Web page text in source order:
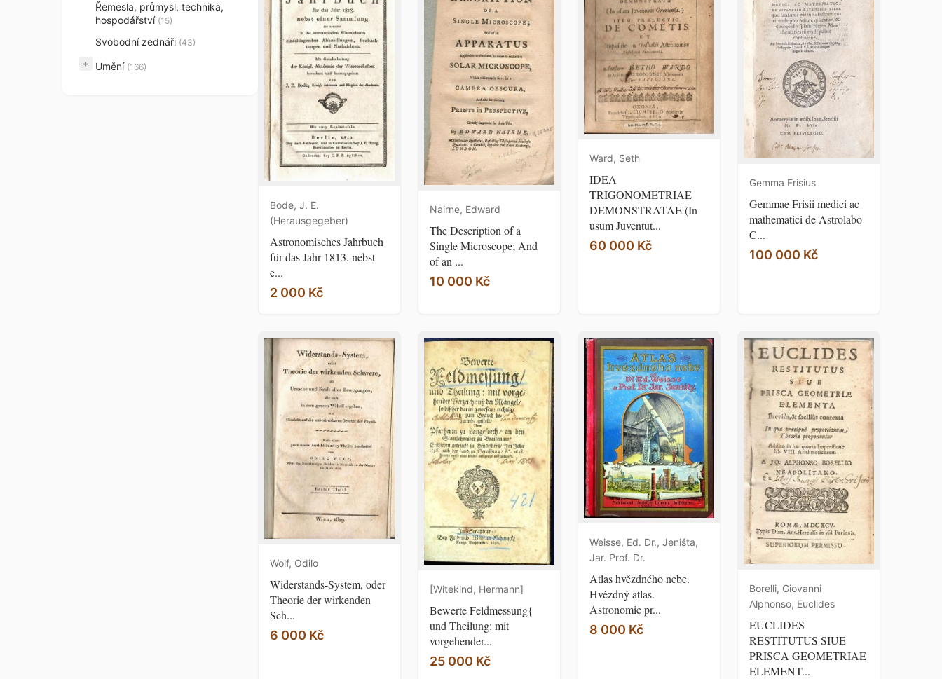
Řemesla, průmysl, technika,
hospodářství (15)
Svobodní zednáři (43)
+
Umění (166)
Bode, J. E.
(Herausgegeber)
Astronomisches Jahrbuch
für das Jahr 1813. nebst
e...
2 000 Kč
Nairne, Edward
The Description of a
Single Microscope; And
of an ...
10 000 Kč
Ward, Seth
IDEA
TRIGONOMETRIAE
DEMONSTRATAE (In
usum Juventut...
60 000 Kč
Gemma Frisius
Gemmae Frisii medici ac
mathematici de Astrolabo
C...
100 000 Kč
Wolf, Odilo
Widerstands-System, oder
Theorie der wirkenden
Sch...
6 000 Kč
[Witekind, Hermann]
Bewerte Feldmessung{
und Theilung: mit
vorgehender...
25 000 Kč
Weisse, Ed. Dr., Jeništa,
Jar. Prof. Dr.
Atlas hvězdného nebe.
Hvězdný atlas.
Astronomie pr...
8 000 Kč
Borelli, Giovanni
Alphonso, Euclides
EUCLIDES
RESTITUTUS SIUE
PRISCA GEOMETRIAE
ELEMENT...